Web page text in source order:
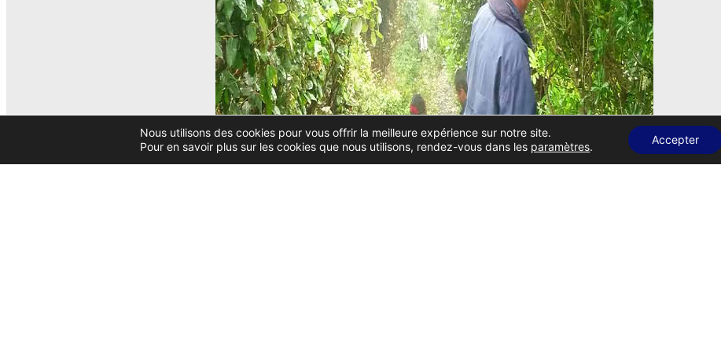
Nous utilisons des cookies pour vous offrir la meilleure expérience sur notre site.
Pour en savoir plus sur les cookies que nous utilisons, rendez-vous dans les paramètres.
Accepter